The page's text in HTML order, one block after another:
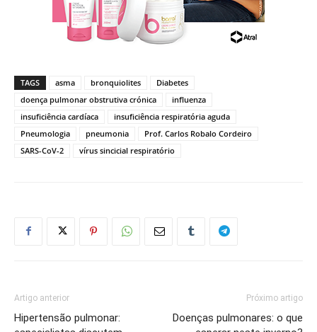
TAGS asma bronquiolites
Diabetes
doença pulmonar obstrutiva crónica
influenza
insuficiência cardíaca
insuficiência respiratória aguda
Pneumologia
pneumonia
Prof. Carlos Robalo Cordeiro
SARS-CoV-2
vírus sincicial respiratório
Artigo anterior
Hipertensão pulmonar:
Próximo artigo
Doenças pulmonares: o que